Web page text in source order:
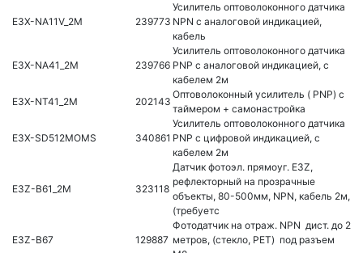
E3X-NA11V_2M 239773
Усилитель оптоволоконного датчика
NPN с аналоговой индикацией,
кабель
E3X-NA41_2M 239766
Усилитель оптоволоконного датчика
PNP с аналоговой индикацией, с
кабелем 2м
E3X-NT41_2M
202143
Оптоволоконный усилитель ( PNP) c
таймером + самонастройка
E3X-SD512MOMS 340861
Усилитель оптоволоконного датчика
PNP с цифровой индикацией, с
кабелем 2м
E3Z-B61_2M 323118
Датчик фотоэл. прямоуг. E3Z,
рефлекторный на прозрачные
объекты, 80-500мм, NPN, кабель 2м,
(требуетс
E3Z-B67 129887
Фотодатчик на отраж. NPN дист. до 2
метров, (стекло, PET) под разъем